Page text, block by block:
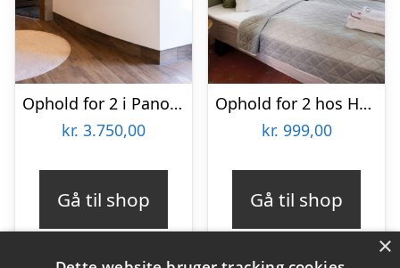
Ophold for 2 i Panoramasuite Superior hos Ribehøj
kr. 3.750,00
Gå til shop
Ophold for 2 hos Hotel Postgården
kr. 999,00
Gå til shop
×